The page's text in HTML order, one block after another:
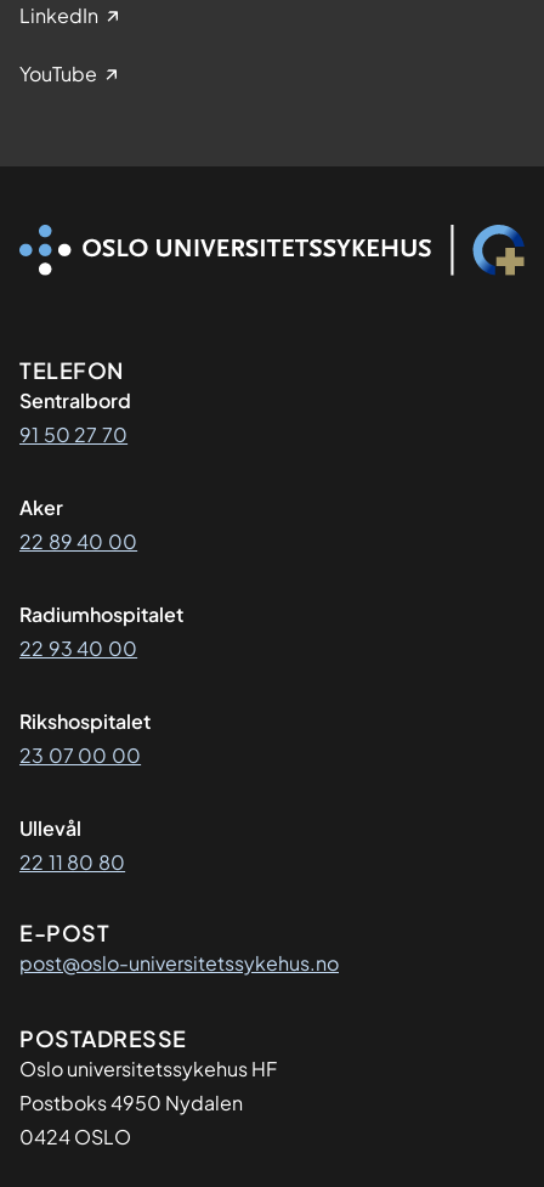
LinkedIn
YouTube
Kontaktinformasjon
TELEFON
Sentralbord
91 50 27 70
Aker
22 89 40 00
Radiumhospitalet
22 93 40 00
Rikshospitalet
23 07 00 00
Ullevål
22 11 80 80
E-POST
post@oslo-universitetssykehus.no
Adresse
POSTADRESSE
Oslo universitetssykehus HF
Postboks 4950 Nydalen
0424 OSLO